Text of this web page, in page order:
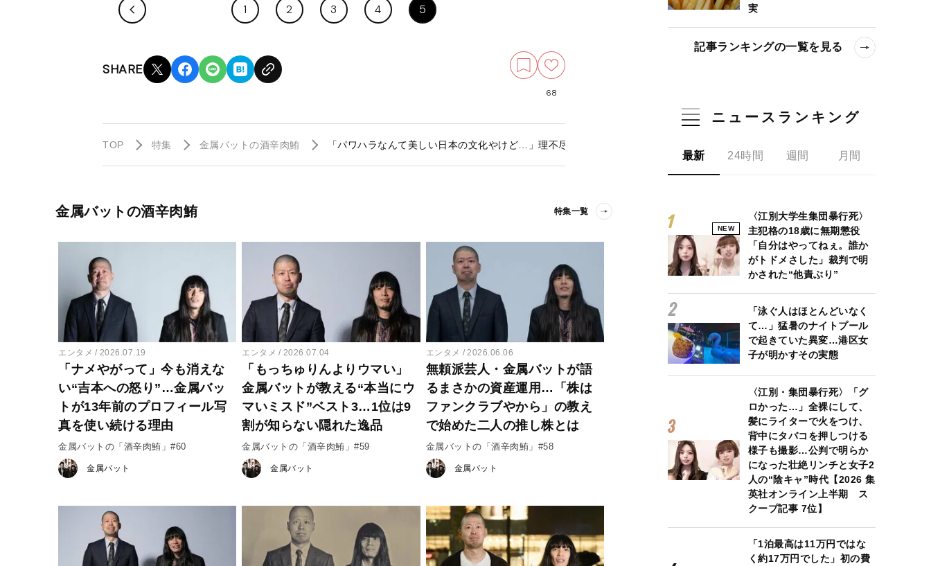
1 2 3 4 5
SHARE
68
TOP 特集 金属バットの酒辛肉鮪 「パワハラなんて美しい日本の文化やけど…」理不尽な上下関係と距離を置くために金属バットが実践する2つの方法
金属バットの酒辛肉鮪 特集一覧
エンタメ 2026.07.19
「ナメやがって」今も消えな
い“吉本への怒り”…金属バッ
トが13年前のプロフィール写
真を使い続ける理由
金属バットの「酒辛肉鮪」#60
金属バット
エンタメ 2026.07.04
「もっちゅりんよりウマい」
金属バットが教える“本当にウ
マいミスド”ベスト3…1位は9
割が知らない隠れた逸品
金属バットの「酒辛肉鮪」#59
金属バット
エンタメ 2026.06.06
無頼派芸人・金属バットが語
るまさかの資産運用…「株は
ファンクラブやから」の教え
で始めた二人の推し株とは
金属バットの「酒辛肉鮪」#58
金属バット
実
記事ランキングの一覧を見る
ニュースランキング
最新 24時間 週間 月間
NEW
〈江別大学生集団暴行死〉
主犯格の18歳に無期懲役
「自分はやってねぇ。誰か
がトドメさした」裁判で明
かされた“他責ぶり”
「泳ぐ人はほとんどいなく
て…」猛暑のナイトプール
で起きていた異変…港区女
子が明かすその実態
〈江別・集団暴行死〉「グ
ロかった…」全裸にして、
髪にライターで火をつけ、
背中にタバコを押しつける
様子も撮影…公判で明らか
になった壮絶リンチと女子2
人の“陰キャ”時代【2026 集
英社オンライン上半期 ス
クープ記事 7位】
「1泊最高は11万円ではな
く約17万円でした」初の費